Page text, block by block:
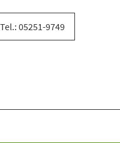
05251-9749